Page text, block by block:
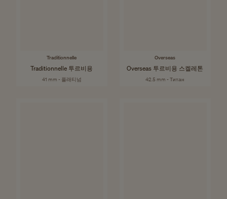
Traditionnelle
Traditionnelle 투르비용
41 mm - 플래티넘
Overseas
Overseas 투르비용 스켈레톤
42.5 mm - Титан